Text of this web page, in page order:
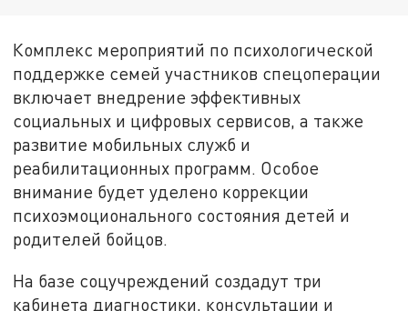
Комплекс мероприятий по психологической
поддержке семей участников спецоперации
включает внедрение эффективных
социальных и цифровых сервисов, а также
развитие мобильных служб и
реабилитационных программ. Особое
внимание будет уделено коррекции
психоэмоционального состояния детей и
родителей бойцов.
На базе соцучреждений создадут три
кабинета диагностики, консультации и